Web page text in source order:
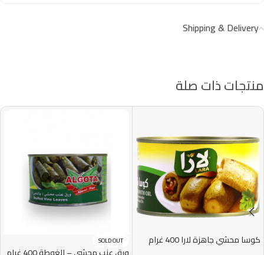
Shipping & Delivery
منتجات ذات صلة
كوسا محشي جاهزة لارا 400 غرام
SOLD OUT